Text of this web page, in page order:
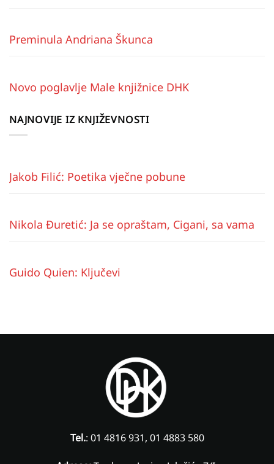
Preminula Andriana Škunca
Novo poglavlje Male knjižnice DHK
NAJNOVIJE IZ KNJIŽEVNOSTI
Jakob Filić: Poetika vječne pobune
Nikola Đuretić: Ja se opraštam, Cigani, sa vama
Guido Quien: Ključevi
Tel.: 01 4816 931, 01 4883 580